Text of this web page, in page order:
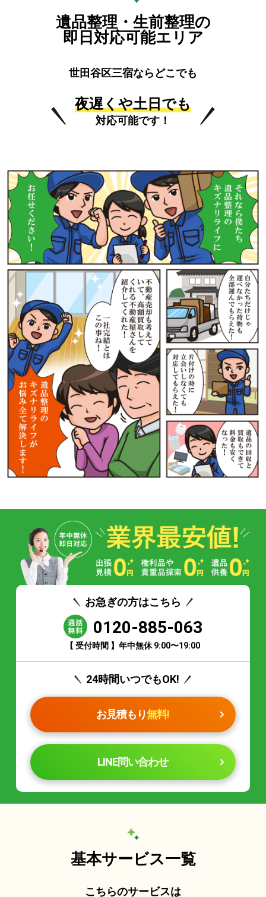
遺品整理・生前整理の
即日対応可能エリア
世田谷区三宿ならどこでも
夜遅くや土日でも
対応可能です！
お急ぎの方はこちら
0120-885-063
【 受付時間 】年中無休 9:00〜19:00
24時間いつでもOK!
お見積もり無料!
LINE問い合わせ
基本サービス一覧
こちらのサービスは